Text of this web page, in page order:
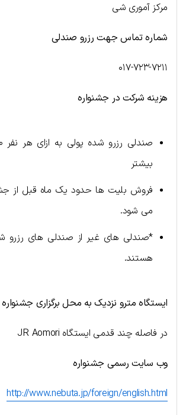
مرکز آموری شی
شماره تماس جهت رزرو صندلی
۰۱۷-۷۲۳-۷۲۱۱
هزینه شرکت در جشنواره
بیشتر
فروش بلیت ها حدود یک ماه قبل از
می شود.
*صندلی های غیر از صندلی های رزرو
هستند.
ایستگاه مترو نزدیک به محل برگزاری جشنواره
در فاصله چند قدمی ایستگاه JR Aomori
وب سایت رسمی جشنواره
http://www.nebuta.jp/foreign/english.html